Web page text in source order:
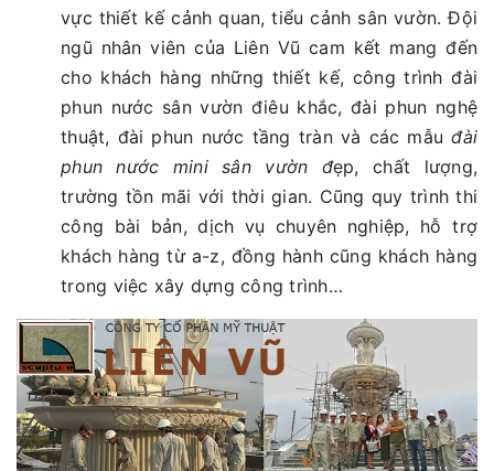
vực thiết kế cảnh quan, tiểu cảnh sân vườn. Đội
ngũ nhân viên của Liên Vũ cam kết mang đến
cho khách hàng những thiết kế, công trình đài
phun nước sân vườn điêu khắc, đài phun nghệ
thuật, đài phun nước tầng tràn và các mẫuđài
phun nước mini sân vườn đẹp, chất lượng,
trường tồn mãi với thời gian. Cũng quy trình thi
công bài bản, dịch vụ chuyên nghiệp, hỗ trợ
khách hàng từ a-z, đồng hành cũng khách hàng
trong việc xây dựng công trình…